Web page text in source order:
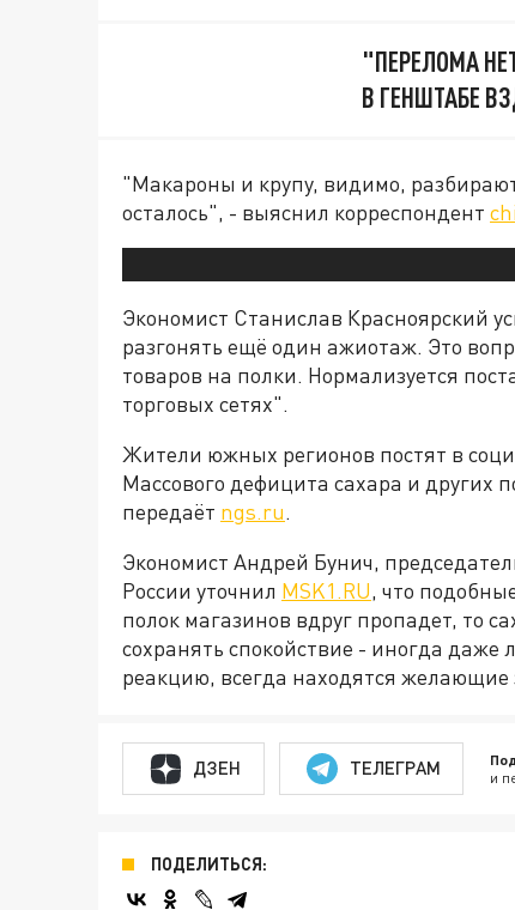
"ПЕРЕЛОМА
В ГЕНШТАБЕ
"Макароны и крупу, видимо,
осталось", - выяснил корреспондент
Экономист Станислав Красноярский
разгонять ещё один ажиотаж. Это
товаров на полки. Нормализуется
торговых сетях".
Жители южных регионов постят в
Массового дефицита сахара и других
передаёт ngs.ru.
Экономист Андрей Бунич,
России уточнил MSK1.RU, что
полок магазинов вдруг пропадет, то
сохранять спокойствие - иногда даже
реакцию, всегда находятся
ДЗЕН ТЕЛЕГРАМ и
ПОДЕЛИТЬСЯ: